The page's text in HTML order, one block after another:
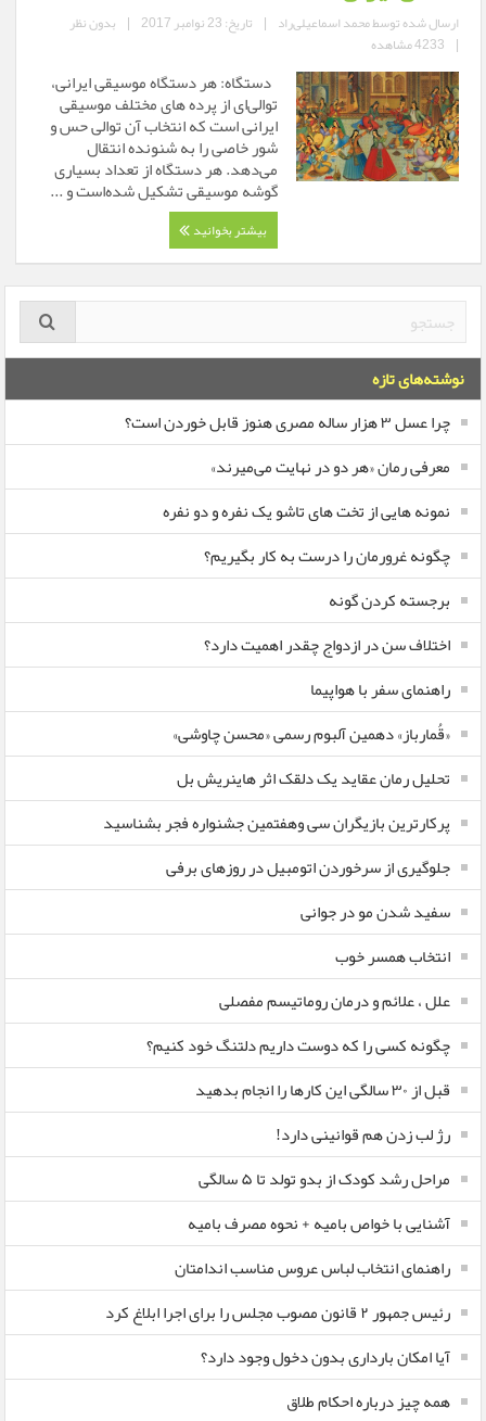
ارسال شده توسطمحمد اسماعیلی‌راد | تاریخ: 23 نوامبر 2017 | بدون نظر
| 4233 مشاهده
دستگاه: هر دستگاه موسیقی ایرانی،
توالی‌ای از پرده های مختلف موسیقی
ایرانی است که انتخاب آن توالی حس و
شور خاصی را به شنونده انتقال
می‌دهد. هر دستگاه از تعداد بسیاری
گوشه موسیقی تشکیل شده‌است و ...
بیشتر بخوانید
نوشته‌های تازه
چرا عسل ۳ هزار ساله‌ مصری هنوز قابل خوردن است؟
معرفی رمان «هر دو در نهایت می‌میرند»
نمونه هایی از تخت های تاشو یک نفره و دو نفره
چگونه غرورمان را درست به کار بگیریم؟
برجسته کردن گونه
اختلاف سن در ازدواج چقدر اهمیت دارد؟
راهنمای سفر با هواپیما
«قُمارباز» دهمین آلبوم رسمی «محسن چاوشی»
تحلیل رمان عقاید یک دلقک اثر هاینریش بل
پرکارترین بازیگران سی وهفتمین جشنواره فجر بشناسید
جلوگیری از سرخوردن اتومبیل در روزهای برفی
سفید شدن مو در جوانی
انتخاب همسر خوب
علل ، علائم و درمان روماتیسم مفصلی
چگونه کسی را که دوست داریم دلتنگ خود کنیم؟
قبل از ۳۰ سالگی این کارها را انجام بدهید
رژ لب زدن هم قوانینی دارد!
مراحل رشد کودک از بدو تولد تا ۵ سالگی
آشنایی با خواص بامیه + نحوه مصرف بامیه
راهنمای انتخاب لباس عروس مناسب اندامتان
رئیس جمهور ۲ قانون مصوب مجلس را برای اجرا ابلاغ کرد
آیا امکان بارداری بدون دخول وجود دارد؟
همه چیز درباره احکام طلاق